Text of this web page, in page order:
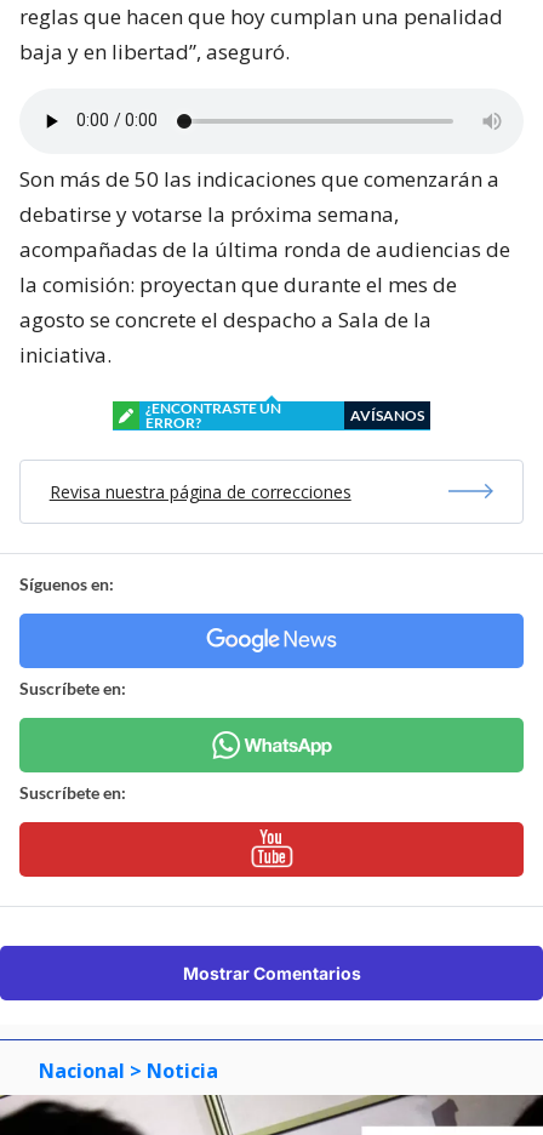
reglas que hacen que hoy cumplan una penalidad
baja y en libertad”, aseguró.
Son más de 50 las indicaciones que comenzarán a
debatirse y votarse la próxima semana,
acompañadas de la última ronda de audiencias de
la comisión: proyectan que durante el mes de
agosto se concrete el despacho a Sala de la
iniciativa.
¿ENCONTRASTE UN
ERROR?
AVÍSANOS
Revisa nuestra página de correcciones
Síguenos en:
Suscríbete en:
Suscríbete en:
Mostrar Comentarios
Nacional > Noticia